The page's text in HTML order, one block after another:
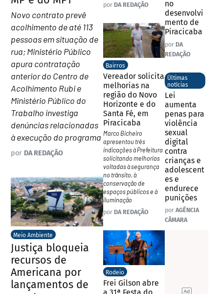
Novo contrato prevê
acolhimento de até 113
pessoas em situação de
rua; Ministério Público
apura contratação
anterior do Centro de
Acolhimento Rubi e
Ministério Público do
Trabalho investiga
denúncias relacionadas
à execução do programa
por DA REDAÇÃO
Meio Ambiente
Justiça bloqueia
recursos de
Americana por
lançamentos de
por DA REDAÇÃO
Bairros
Vereador solicita
melhorias na
região do Novo
Horizonte e do
Santa Fé, em
Piracicaba
Marco Bicheiro
apresentou três
indicações à Prefeitura
solicitando melhorias
voltadas à segurança
no trânsito, à
conservação de
espaços públicos e à
iluminação
por DA REDAÇÃO
Rodeio
Frei Gilson abre
no
desenvolvi
mento de
Piracicaba
por DA
REDAÇÃO
Últimas
notícias
Lei
aumenta
penas para
violência
sexual
digital
contra
crianças e
adolescent
es e
endurece
punições
por AGÊNCIA
CÂMARA